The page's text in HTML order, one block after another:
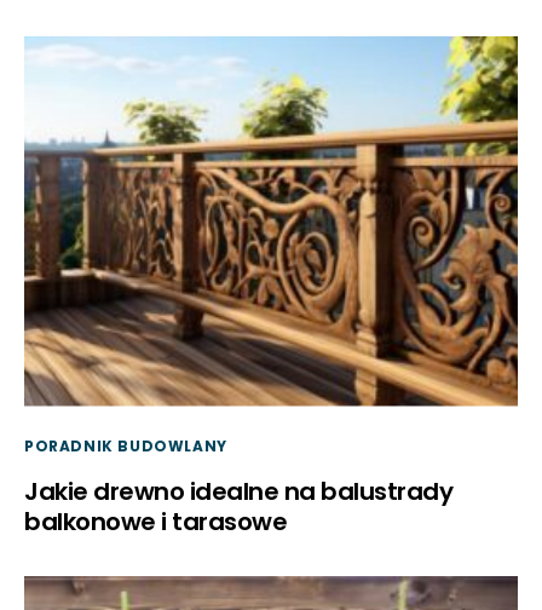
PORADNIK BUDOWLANY
Jakie drewno idealne na balustrady
balkonowe i tarasowe